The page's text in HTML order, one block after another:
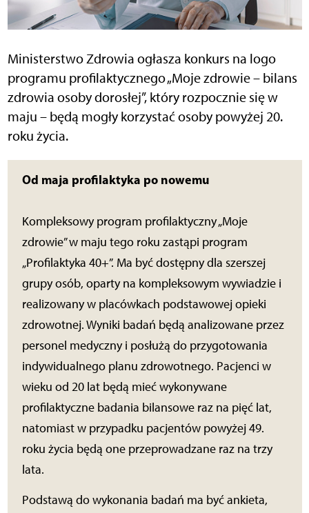
Ministerstwo Zdrowia ogłasza konkurs na logo
programu profilaktycznego „Moje zdrowie – bilans
zdrowia osoby dorosłej”, który rozpocznie się w
maju – będą mogły korzystać osoby powyżej 20.
roku życia.
Od maja profilaktyka po nowemu
Kompleksowy program profilaktyczny „Moje
zdrowie” w maju tego roku zastąpi program
„Profilaktyka 40+”. Ma być dostępny dla szerszej
grupy osób, oparty na kompleksowym wywiadzie i
realizowany w placówkach podstawowej opieki
zdrowotnej. Wyniki badań będą analizowane przez
personel medyczny i posłużą do przygotowania
indywidualnego planu zdrowotnego. Pacjenci w
wieku od 20 lat będą mieć wykonywane
profilaktyczne badania bilansowe raz na pięć lat,
natomiast w przypadku pacjentów powyżej 49.
roku życia będą one przeprowadzane raz na trzy
lata.
Podstawą do wykonania badań ma być ankieta,